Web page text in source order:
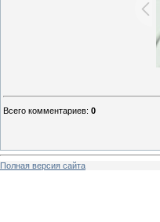
Всего комментариев: 0
Полная версия сайта